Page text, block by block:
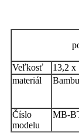
Veľkosť 13,2 x
materiál
Číslo
modelu
MB-